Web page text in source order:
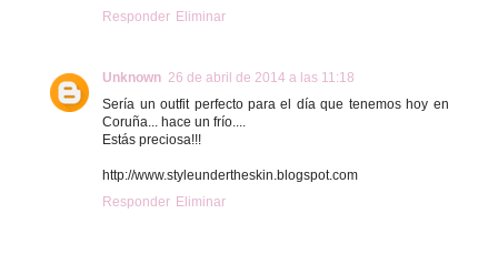
Responder Eliminar
Unknown 26 de abril de 2014 a las 11:18
Sería un outfit perfecto para el día que tenemos hoy en
Coruña... hace un frío....
Estás preciosa!!!
http://www.styleundertheskin.blogspot.com
Responder Eliminar